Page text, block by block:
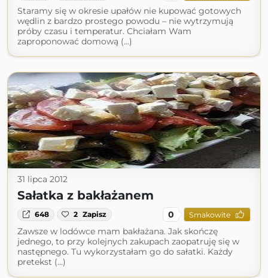
Staramy się w okresie upałów nie kupować gotowych
wędlin z bardzo prostego powodu – nie wytrzymują
próby czasu i temperatur. Chciałam Wam
zaproponować domową (...)
31 lipca 2012
Sałatka z bakłażanem
648 2 Zapisz 0 Smakowite
Zawsze w lodówce mam bakłażana. Jak skończę
jednego, to przy kolejnych zakupach zaopatruję się w
następnego. Tu wykorzystałam go do sałatki. Każdy
pretekst (...)